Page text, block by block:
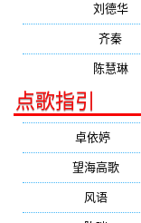
刘德华
齐秦
陈慧琳
点歌指引
卓依婷
望海高歌
风语